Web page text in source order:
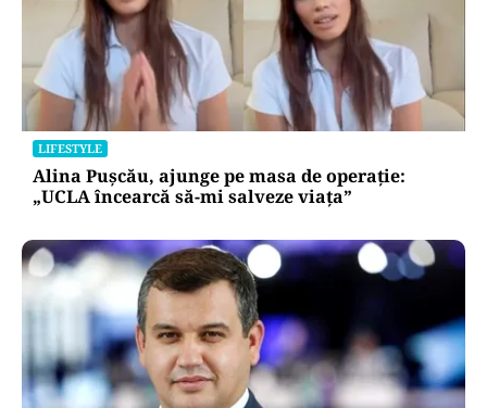
LIFESTYLE
Alina Pușcău, ajunge pe masa de operație:
„UCLA încearcă să-mi salveze viața”